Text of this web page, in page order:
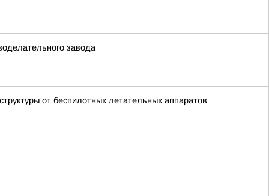
завода
от беспилотных летательных аппаратов